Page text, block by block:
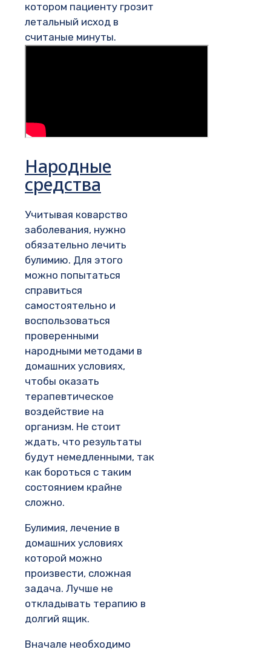
котором пациенту грозит
летальный исход в
считаные минуты.
Народные
средства
Учитывая коварство
заболевания, нужно
обязательно лечить
булимию. Для этого
можно попытаться
справиться
самостоятельно и
воспользоваться
проверенными
народными методами в
домашних условиях,
чтобы оказать
терапевтическое
воздействие на
организм. Не стоит
ждать, что результаты
будут немедленными, так
как бороться с таким
состоянием крайне
сложно.
Булимия, лечение в
домашних условиях
которой можно
произвести, сложная
задача. Лучше не
откладывать терапию в
долгий ящик.
Вначале необходимо